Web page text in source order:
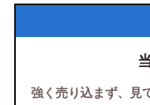
強く売り込まず、見